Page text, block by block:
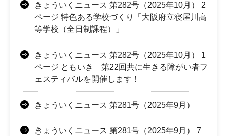
きょういくニュース 第282号（2025年10月） 2
ページ 特色ある学校づくり「大阪府立寝屋川高
等学校（全日制課程）」
きょういくニュース 第282号（2025年10月） 1
ページ ともいき 第22回共に生きる障がい者フ
ェスティバルを開催します！
きょういくニュース 第281号（2025年9月）
きょういくニュース 第281号（2025年9月） 7